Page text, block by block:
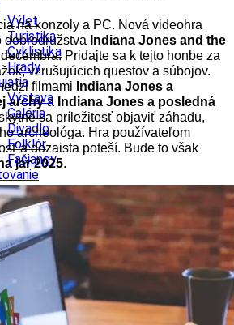
Výlet
Turistika
Cyklistika
Hrady
Výstava
Galéria
Divadlo
Folklór
Fašiangy
Pobyty
Kaviarne
Víno
a tradície
a agroturistika
obchod a doprava
kraj
na konzoly a PC. Nová videohra
dobrodružstva Indiana Jones and the
Pridajte sa k tejto honbe za
vzrušujúcich questov a súbojov.
filmami Indiana Jones a
archya Indiana Jones a posledná
sa príležitosť objaviť záhadu,
archeológa. Hra používateľom
a dozaista poteší. Bude to však
jar 2025.